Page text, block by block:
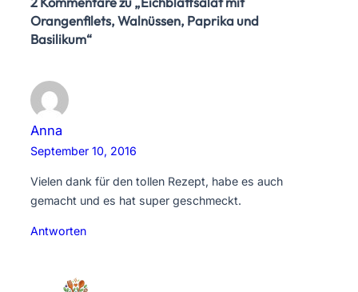
Orangenfilets, Walnüssen, Paprika und
Basilikum“
Anna
September 10, 2016
Vielen dank für den tollen Rezept, habe es auch
gemacht und es hat super geschmeckt.
Antworten